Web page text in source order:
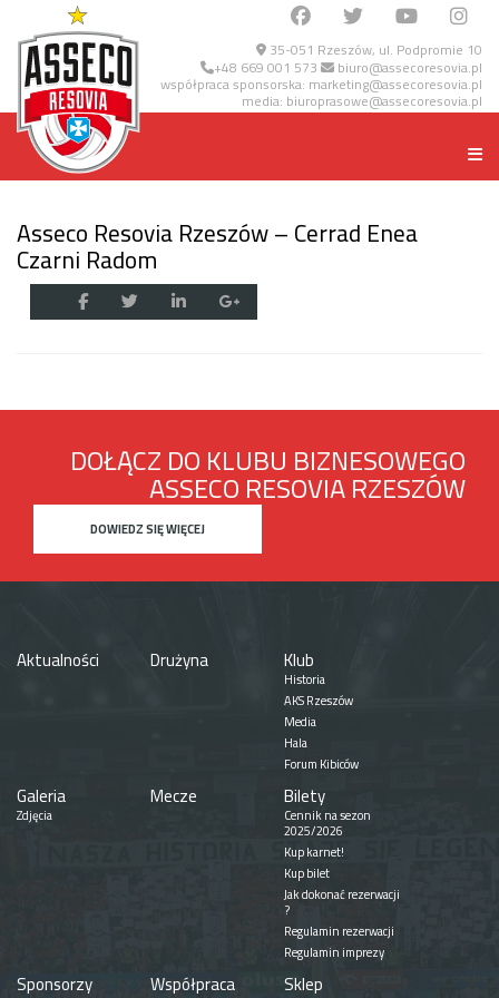
35-051 Rzeszów, ul. Podpromie 10
+48 669 001 573 biuro@assecoresovia.pl
współpraca sponsorska: marketing@assecoresovia.pl
media: biuroprasowe@assecoresovia.pl
Asseco Resovia Rzeszów – Cerrad Enea
Czarni Radom
DOŁĄCZ DO KLUBU BIZNESOWEGO
ASSECO RESOVIA RZESZÓW
DOWIEDZ SIĘ WIĘCEJ
Aktualności Drużyna Klub
Historia
AKS Rzeszów
Media
Hala
Forum Kibiców
Galeria
Zdjęcia
Mecze Bilety
Cennik na sezon
2025/2026
Kup karnet!
Kup bilet
Jak dokonać rezerwacji
?
Regulamin rezerwacji
Regulamin imprezy
Sponsorzy Współpraca Sklep